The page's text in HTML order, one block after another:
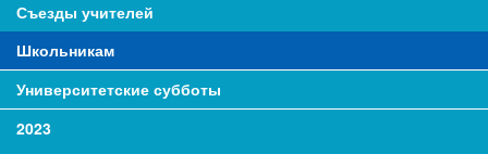
Съезды учителей
Школьникам
Университетские субботы
2023